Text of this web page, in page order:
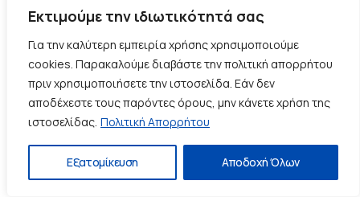
Εκτιμούμε την ιδιωτικότητά σας
Για την καλύτερη εμπειρία χρήσης χρησιμοποιούμε
cookies. Παρακαλούμε διαβάστε την πολιτική απορρήτου
πριν χρησιμοποιήσετε την ιστοσελίδα. Εάν δεν
αποδέχεστε τους παρόντες όρους, μην κάνετε χρήση της
ιστοσελίδας. Πολιτική Απορρήτου
Εξατομίκευση Αποδοχή Όλων
2003-04 όταν επί προεδρίας του Σωκράτη